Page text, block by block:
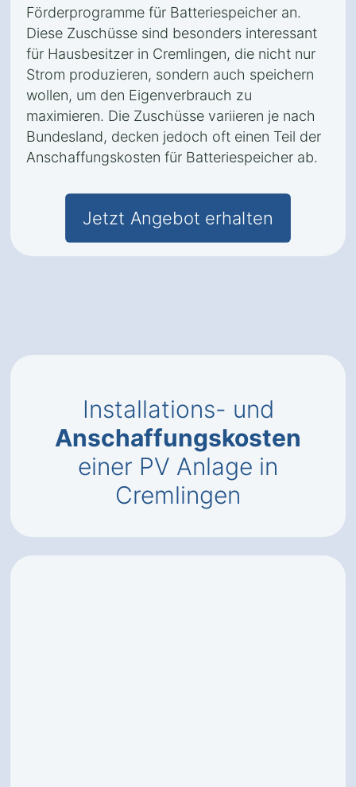
Förderprogramme für Batteriespeicher an.
Diese Zuschüsse sind besonders interessant
für Hausbesitzer in Cremlingen, die nicht nur
Strom produzieren, sondern auch speichern
wollen, um den Eigenverbrauch zu
maximieren. Die Zuschüsse variieren je nach
Bundesland, decken jedoch oft einen Teil der
Anschaffungskosten für Batteriespeicher ab.
Jetzt Angebot erhalten
Installations- und
Anschaffungskosten
einer PV Anlage in
Cremlingen